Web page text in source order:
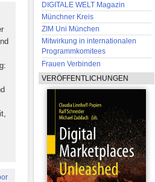
DIGITALE WELT Magazin
Münchner Kreis
ZIM Uni München
Mitwirkung in internationalen
Programmkomitees
Frauen Verbinden
VERÖFFENTLICHUNGEN